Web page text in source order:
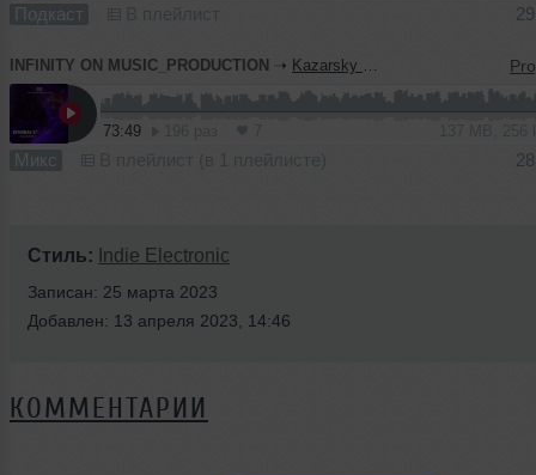
Подкаст
INFINITY ON MUSIC_PRODUCTION ➝ Kazarsky - Shturman 37 (INFINITY ON MUSIC PRODUCTION)
73:49
Микс
Стиль: Indie Electronic
Записан: 25 марта 2023
Добавлен: 13 апреля 2023, 14:46
КОММЕНТАРИИ